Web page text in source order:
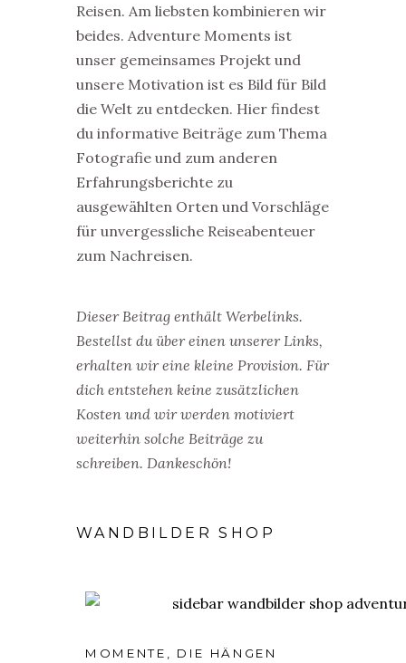
Reisen. Am liebsten kombinieren wir
beides. Adventure Moments ist
unser gemeinsames Projekt und
unsere Motivation ist es Bild für Bild
die Welt zu entdecken. Hier findest
du informative Beiträge zum Thema
Fotografie und zum anderen
Erfahrungsberichte zu
ausgewählten Orten und Vorschläge
für unvergessliche Reiseabenteuer
zum Nachreisen.
Dieser Beitrag enthält Werbelinks.
Bestellst du über einen unserer Links,
erhalten wir eine kleine Provision. Für
dich entstehen keine zusätzlichen
Kosten und wir werden motiviert
weiterhin solche Beiträge zu
schreiben. Dankeschön!
WANDBILDER SHOP
MOMENTE, DIE HÄNGEN